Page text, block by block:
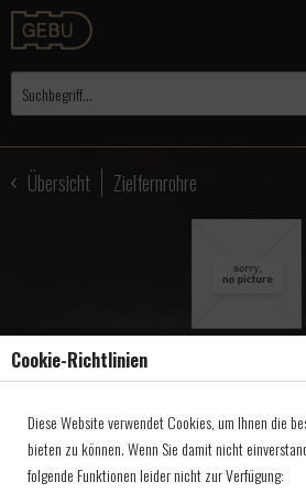
Übersicht Zielfernrohre
Artikel-Nr.:4950061
Cookie-Richtlinien
Diese Website verwendet Cookies, um Ihnen die
bieten zu können. Wenn Sie damit nicht
folgende Funktionen leider nicht zur Verfügung: